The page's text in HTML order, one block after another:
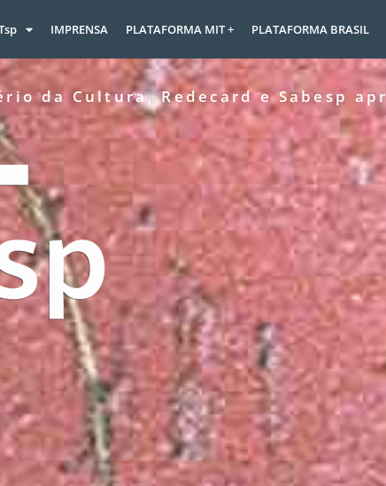
IMPRENSA PLATAFORMA MIT + PLATAFORMA BRASIL
da Cultura, Redecard e Sabesp